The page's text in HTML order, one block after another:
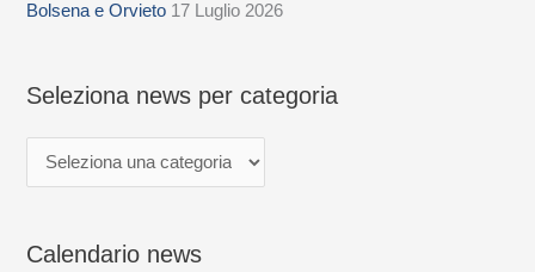
Bolsena e Orvieto 17 Luglio 2026
Seleziona news per categoria
z
n
w
Calendario news